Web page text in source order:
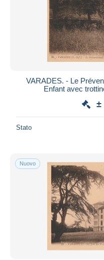
VARADES. - Le
Enfant avec
±
Stato
Nuovo